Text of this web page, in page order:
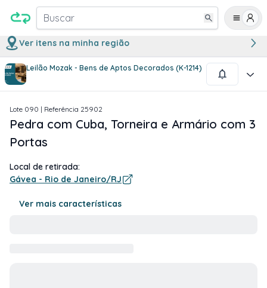
Buscar
Ver itens na minha região
Leilão Mozak - Bens de Aptos Decorados (K-1214)
1/3
Lote 090 | Referência 25902
Pedra com Cuba, Torneira e Armário com 3
Portas
Local de retirada:
Gávea - Rio de Janeiro/RJ
Ver mais características